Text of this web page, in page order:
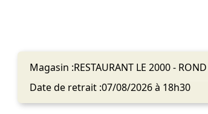
Magasin :RESTAURANT LE 2000 -
Date de retrait :07/08/2026 à 18h30